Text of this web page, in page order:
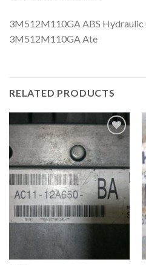
3M512M110GA ABS Hydraulic
3M512M110GA Ate
RELATED PRODUCTS
İstek
Listeme
Ekle